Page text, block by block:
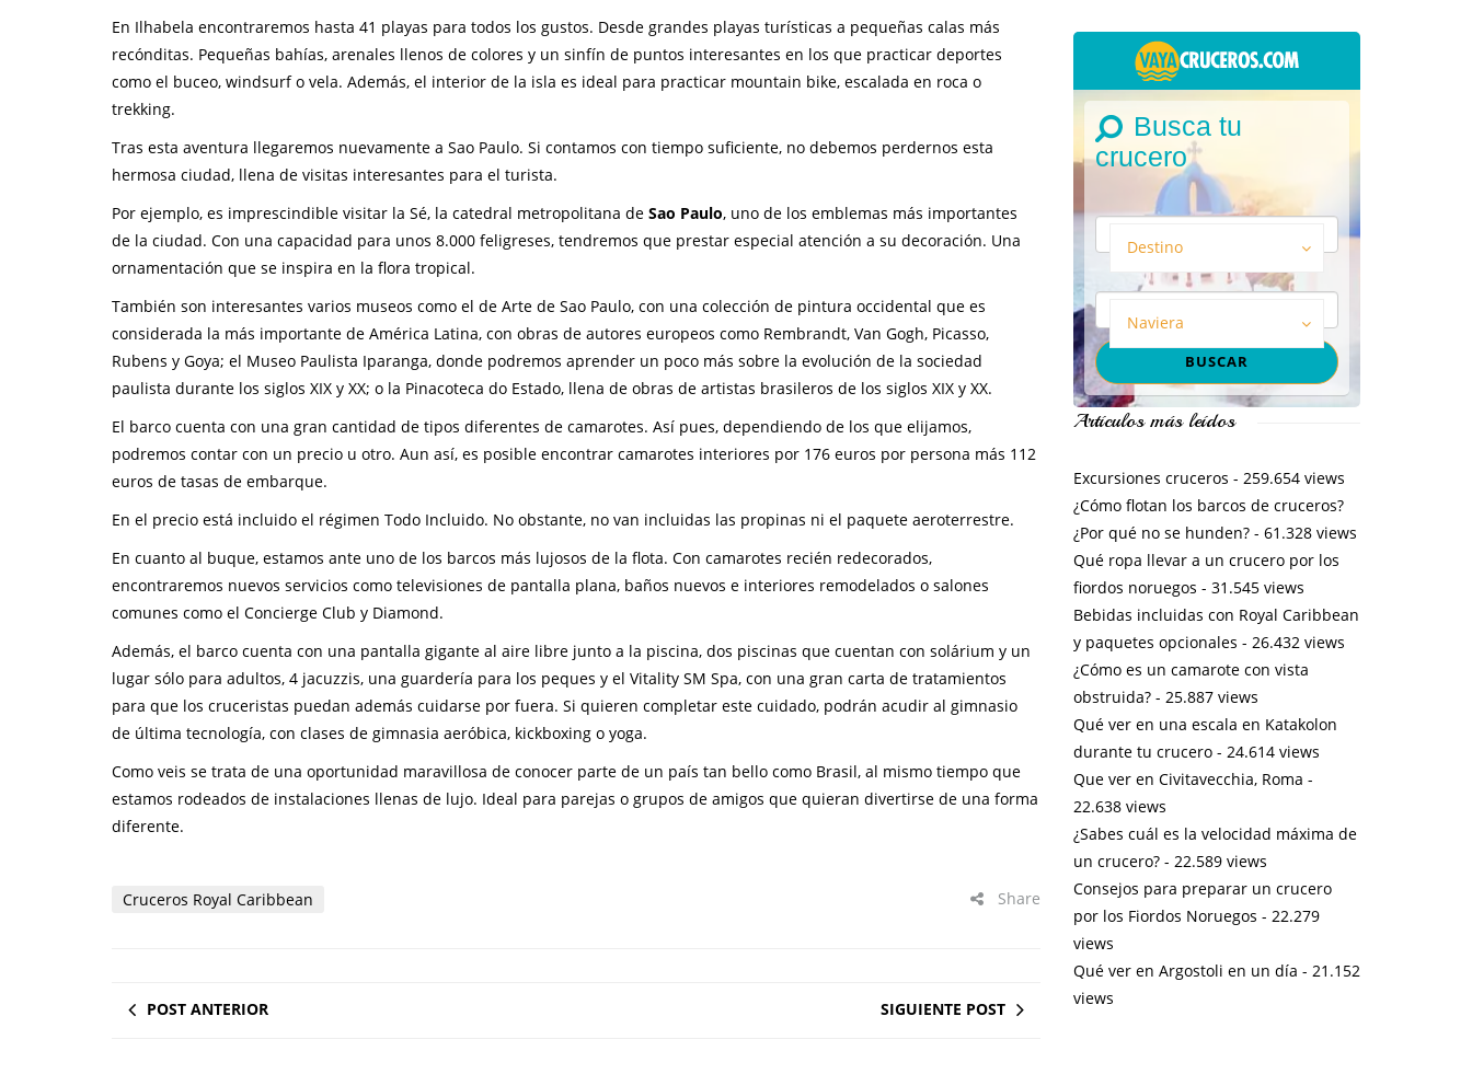
En Ilhabela encontraremos hasta 41 playas para todos los gustos. Desde grandes playas turísticas a pequeñas calas más
recónditas. Pequeñas bahías, arenales llenos de colores y un sinfín de puntos interesantes en los que practicar deportes
como el buceo, windsurf o vela. Además, el interior de la isla es ideal para practicar mountain bike, escalada en roca o
trekking.
Tras esta aventura llegaremos nuevamente a Sao Paulo. Si contamos con tiempo suficiente, no debemos perdernos esta
hermosa ciudad, llena de visitas interesantes para el turista.
Por ejemplo, es imprescindible visitar la Sé, la catedral metropolitana de Sao Paulo, uno de los emblemas más importantes
de la ciudad. Con una capacidad para unos 8.000 feligreses, tendremos que prestar especial atención a su decoración. Una
ornamentación que se inspira en la flora tropical.
También son interesantes varios museos como el de Arte de Sao Paulo, con una colección de pintura occidental que es
considerada la más importante de América Latina, con obras de autores europeos como Rembrandt, Van Gogh, Picasso,
Rubens y Goya; el Museo Paulista Iparanga, donde podremos aprender un poco más sobre la evolución de la sociedad
paulista durante los siglos XIX y XX; o la Pinacoteca do Estado, llena de obras de artistas brasileros de los siglos XIX y XX.
El barco cuenta con una gran cantidad de tipos diferentes de camarotes. Así pues, dependiendo de los que elijamos,
podremos contar con un precio u otro. Aun así, es posible encontrar camarotes interiores por 176 euros por persona más 112
euros de tasas de embarque.
En el precio está incluido el régimen Todo Incluido. No obstante, no van incluidas las propinas ni el paquete aeroterrestre.
En cuanto al buque, estamos ante uno de los barcos más lujosos de la flota. Con camarotes recién redecorados,
encontraremos nuevos servicios como televisiones de pantalla plana, baños nuevos e interiores remodelados o salones
comunes como el Concierge Club y Diamond.
Además, el barco cuenta con una pantalla gigante al aire libre junto a la piscina, dos piscinas que cuentan con solárium y un
lugar sólo para adultos, 4 jacuzzis, una guardería para los peques y el Vitality SM Spa, con una gran carta de tratamientos
para que los cruceristas puedan además cuidarse por fuera. Si quieren completar este cuidado, podrán acudir al gimnasio
de última tecnología, con clases de gimnasia aeróbica, kickboxing o yoga.
Como veis se trata de una oportunidad maravillosa de conocer parte de un país tan bello como Brasil, al mismo tiempo que
estamos rodeados de instalaciones llenas de lujo. Ideal para parejas o grupos de amigos que quieran divertirse de una forma
diferente.
Cruceros Royal Caribbean Share
POST ANTERIOR SIGUIENTE POST
Busca tu
crucero
Destino
Naviera
Artículos más leídos
Excursiones cruceros - 259.654 views
¿Cómo flotan los barcos de cruceros?
¿Por qué no se hunden?- 61.328 views
Qué ropa llevar a un crucero por los
fiordos noruegos - 31.545 views
Bebidas incluidas con Royal Caribbean
y paquetes opcionales - 26.432 views
¿Cómo es un camarote con vista
obstruida?- 25.887 views
Qué ver en una escala en Katakolon
durante tu crucero- 24.614 views
Que ver en Civitavecchia, Roma -
22.638 views
¿Sabes cuál es la velocidad máxima de
un crucero?- 22.589 views
Consejos para preparar un crucero
por los Fiordos Noruegos - 22.279
views
Qué ver en Argostoli en un día - 21.152
views